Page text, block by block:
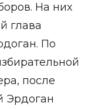
На них
глава
По
после
Эрдоган